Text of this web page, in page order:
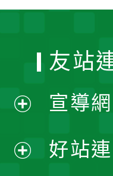
開
友站
宣導
好站